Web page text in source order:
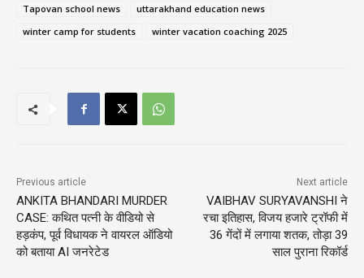
Tapovan school news
uttarakhand education news
winter camp for students
winter vacation coaching 2025
Previous article
ANKITA BHANDARI MURDER
CASE: कथित पत्नी के वीडियो से
हड़कंप, पूर्व विधायक ने वायरल ऑडियो
को बताया AI जनरेटेड
Next article
VAIBHAV SURYAVANSHI ने
रचा इतिहास, विजय हजारे ट्रॉफी में
36 गेंदों में लगाया शतक, तोड़ा 39
साल पुराना रिकॉर्ड